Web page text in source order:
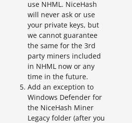
use NHML. NiceHash
will never ask or use
your private keys, but
we cannot guarantee
the same for the 3rd
party miners included
in NHML now or any
time in the future.
Add an exception to
Windows Defender for
the NiceHash Miner
Legacy folder (after you